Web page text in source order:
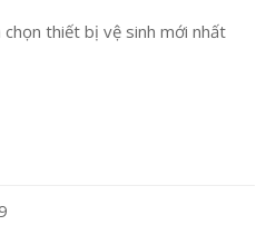
thiết bị vệ sinh mới nhất